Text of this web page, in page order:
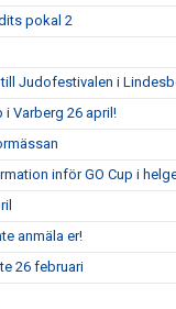
pokal 2
Judofestivalen i
i Varberg 26 april!
inför GO Cup i
anmäla er!
26 februari